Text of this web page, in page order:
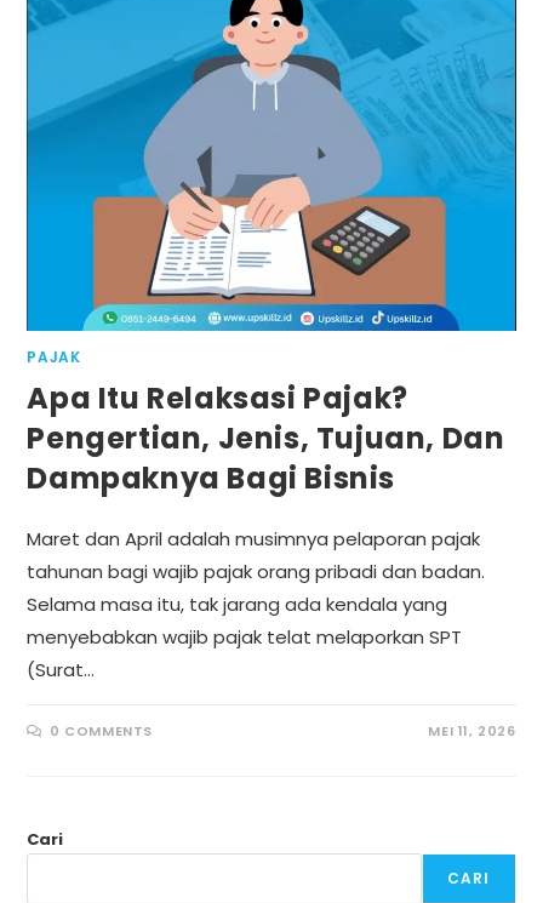
PAJAK
Apa Itu Relaksasi Pajak?
Pengertian, Jenis, Tujuan, Dan
Dampaknya Bagi Bisnis
Maret dan April adalah musimnya pelaporan pajak
tahunan bagi wajib pajak orang pribadi dan badan.
Selama masa itu, tak jarang ada kendala yang
menyebabkan wajib pajak telat melaporkan SPT
(Surat…
0 COMMENTS MEI 11, 2026
Cari
CARI